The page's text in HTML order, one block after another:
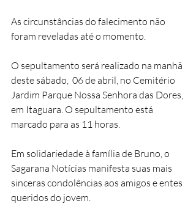
As circunstâncias do falecimento não
foram reveladas até o momento.
O sepultamento será realizado na manhã
deste sábado,  06 de abril, no Cemitério
Jardim Parque Nossa Senhora das Dores,
em Itaguara. O sepultamento está
marcado para as 11 horas.
Em solidariedade à família de Bruno, o
Sagarana Notícias manifesta suas mais
sinceras condolências aos amigos e entes
queridos do jovem.